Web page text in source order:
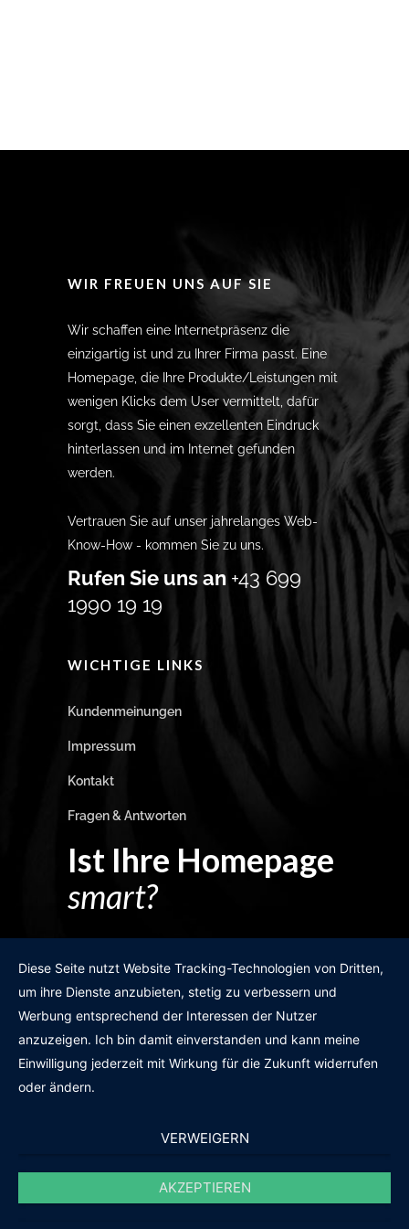
WIR FREUEN UNS AUF SIE
Wir schaffen eine Internetpräsenz die
einzigartig ist und zu Ihrer Firma passt. Eine
Homepage, die Ihre Produkte/Leistungen mit
wenigen Klicks dem User vermittelt, dafür
sorgt, dass Sie einen exzellenten Eindruck
hinterlassen und im Internet gefunden
werden.
Vertrauen Sie auf unser jahrelanges Web-
Know-How - kommen Sie zu uns.
Rufen Sie uns an +43 699
1990 19 19
WICHTIGE LINKS
Kundenmeinungen
Impressum
Kontakt
Fragen & Antworten
Ist Ihre Homepage
smart?
GRATIS WEBSITE-CHECK
des19n.at|iwant@des19n.at
Diese Seite nutzt Website Tracking-Technologien von Dritten,
um ihre Dienste anzubieten, stetig zu verbessern und
Werbung entsprechend der Interessen der Nutzer
anzuzeigen. Ich bin damit einverstanden und kann meine
Einwilligung jederzeit mit Wirkung für die Zukunft widerrufen
oder ändern.
VERWEIGERN
AKZEPTIEREN